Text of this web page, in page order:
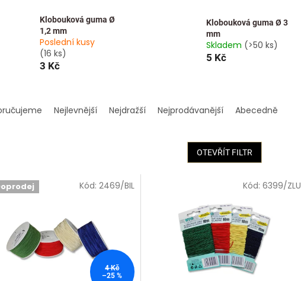
Klobouková guma Ø
1,2 mm
Poslední kusy
(16 ks)
3 Kč
Klobouková guma Ø 3
mm
Skladem (>50 ks)
5 Kč
Nejlevnější Nejdražší Nejprodávanější Abecedně
OTEVŘÍT FILTR
4 Kč
–25 %
Kód: 2469/BIL Kód: 6399/ZLU